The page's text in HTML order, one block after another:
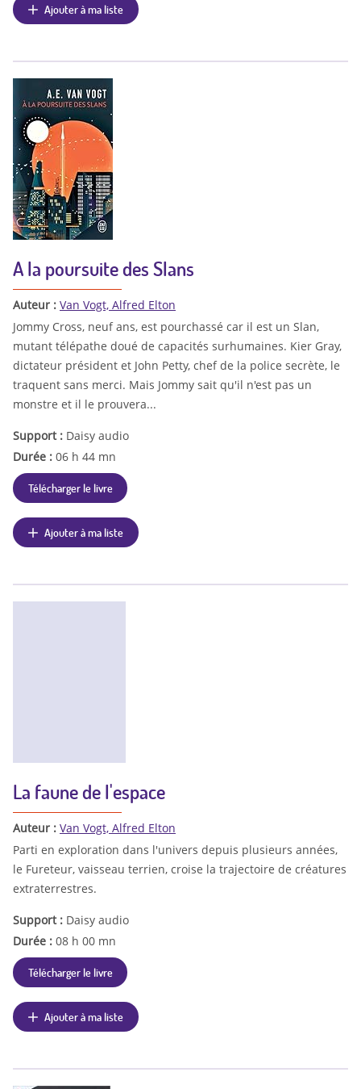
Ajouter à ma liste
A la poursuite des Slans
Auteur : Van Vogt, Alfred Elton
Jommy Cross, neuf ans, est pourchassé car il est un Slan,
mutant télépathe doué de capacités surhumaines. Kier Gray,
dictateur président et John Petty, chef de la police secrète, le
traquent sans merci. Mais Jommy sait qu'il n'est pas un
monstre et il le prouvera...
Support : Daisy audio
Durée : 06 h 44 mn
Télécharger le livre
Ajouter à ma liste
La faune de l'espace
Auteur : Van Vogt, Alfred Elton
Parti en exploration dans l'univers depuis plusieurs années,
le Fureteur, vaisseau terrien, croise la trajectoire de créatures
extraterrestres.
Support : Daisy audio
Durée : 08 h 00 mn
Télécharger le livre
Ajouter à ma liste